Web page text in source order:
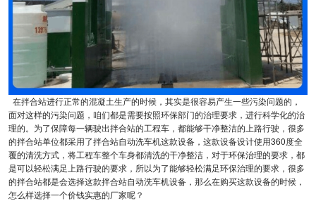
在拌合站进行正常的混凝土生产的时候，其实是很容易产生一些污染问题的，
面对这样的污染问题，咱们都是需要按照环保部门的治理要求，进行科学化的治
理的。为了保障每一辆驶出拌合站的工程车，都能够干净整洁的上路行驶，很多
的拌合站单位都采用了拌合站自动洗车机这款设备，这款设备设计使用360度全
覆的清洗方式，将工程车整个车身都清洗的干净整洁，对于环保治理的要求，都
是可以轻松满足上路行驶的要求，所以为了能够轻松满足环保治理的要求，很多
的拌合站都是会选择这款拌合站自动洗车机设备，那么在购买这款设备的时候，
怎么样选择一个价钱实惠的厂家呢？